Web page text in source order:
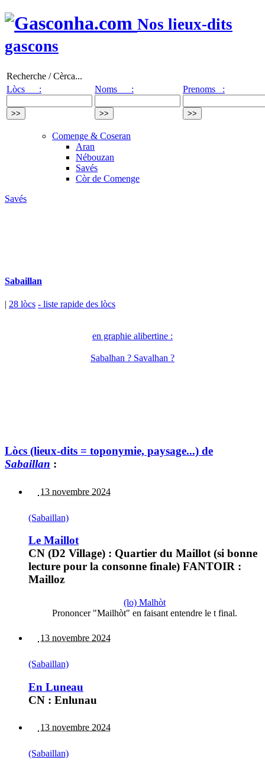
Nos lieux-dits
gascons
Recherche / Cèrca...
Lòcs :
Noms : Prenoms :
Comenge & Coseran
Aran
Nébouzan
Savés
Còr de Comenge
Savés
Sabaillan
| 28 lòcs - liste rapide des lòcs
en graphie alibertine :
Sabalhan ? Savalhan ?
Lòcs (lieux-dits = toponymie, paysage...) de
Sabaillan :
13 novembre 2024
(Sabaillan)
Le Maillot
CN (D2 Village) : Quartier du Maillot (si bonne
lecture pour la consonne finale) FANTOIR :
Mailloz
(lo) Malhòt
Prononcer "Mailhòt" en faisant entendre le t final.
13 novembre 2024
(Sabaillan)
En Luneau
CN : Enlunau
13 novembre 2024
(Sabaillan)